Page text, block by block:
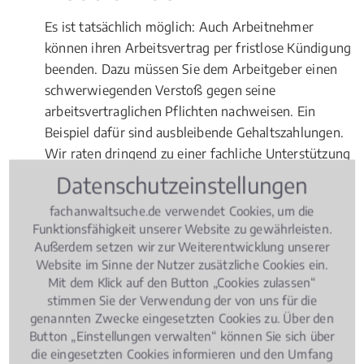
Es ist tatsächlich möglich: Auch Arbeitnehmer
können ihren Arbeitsvertrag per fristlose Kündigung
beenden. Dazu müssen Sie dem Arbeitgeber einen
schwerwiegenden Verstoß gegen seine
arbeitsvertraglichen Pflichten nachweisen. Ein
Beispiel dafür sind ausbleibende Gehaltszahlungen.
Wir raten dringend zu einer fachliche Unterstützung
in Form einer versierten Rechtsberatung möglichst
bevorSie selbst tätig werden.
Gerichtsverhandlungen
Kommt es im Nachgang einer fristlosen Kündigung
tatsächlich zum Gerichtsverfahren, wird in den
allermeisten Fällen am Gericht vor Ort verhandelt –
ein weiterer Vorteil, einen Fachanwalt in oder bei
Düsseldorf Stadtbezirk 1 zu kontaktieren.
Datenschutzeinstellungen
fachanwaltsuche.de verwendet Cookies, um die
Funktionsfähigkeit unserer Website zu gewährleisten.
Außerdem setzen wir zur Weiterentwicklung unserer
Website im Sinne der Nutzer zusätzliche Cookies ein.
Mit dem Klick auf den Button „Cookies zulassen“
stimmen Sie der Verwendung der von uns für die
genannten Zwecke eingesetzten Cookies zu. Über den
Button „Einstellungen verwalten“ können Sie sich über
die eingesetzten Cookies informieren und den Umfang